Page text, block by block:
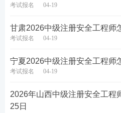
安全工程师职业资格证书的
员），可以报名参加其他
业），可免试公共科目。
相应专业类别考试合格证
考试报名 04-19
甘肃2026中级注册安全工程师
考试报名 04-19
宁夏2026中级注册安全工程师
考试报名 04-19
2026年山西中级注册安全工程
25日